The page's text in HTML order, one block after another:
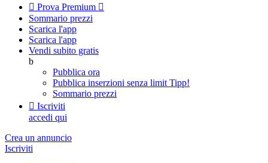
 Prova Premium 
Sommario prezzi
Scarica l'app
Scarica l'app
Vendi subito gratis
b
Pubblica ora
Pubblica inserzioni senza limit Tipp!
Sommario prezzi
 Iscriviti
accedi qui
Crea un annuncio
Iscriviti